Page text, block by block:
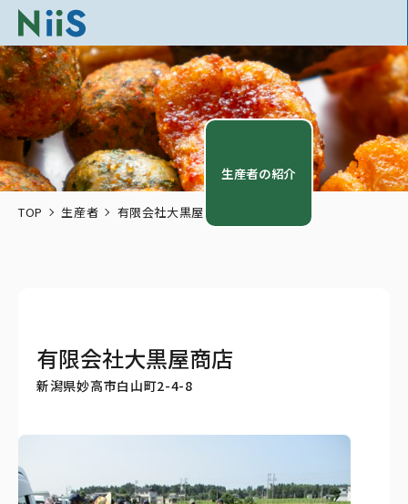
生産者の紹介
TOP 生産者 有限会社大黒屋商店
有限会社大黒屋商店
新潟県妙高市白山町2-4-8